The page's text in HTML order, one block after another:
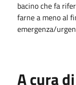
bacino che fa
farne a meno al
emergenza/
A cura di